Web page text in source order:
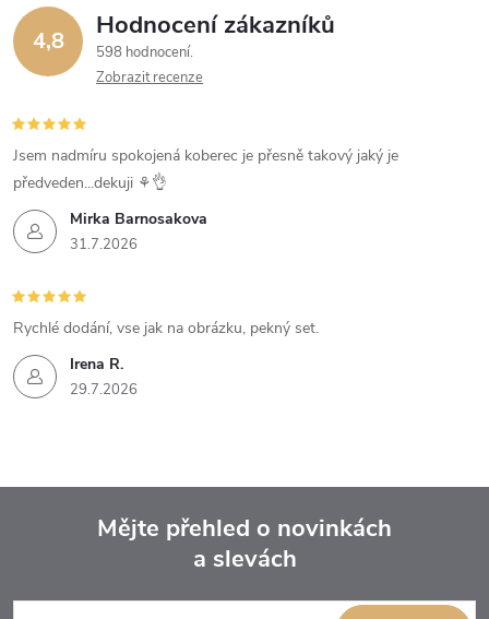
4,8 Hodnocení zákazníků
598 hodnocení
Zobrazit recenze
Mirka Barnosakova
31.7.2026
Jsem nadmíru spokojená koberec je přesně takový jaký je
předveden...dekuji ⚘️👌
Irena R.
29.7.2026
Rychlé dodání, vse jak na obrázku, pekný set.
Mějte přehled o novinkách
a slevách